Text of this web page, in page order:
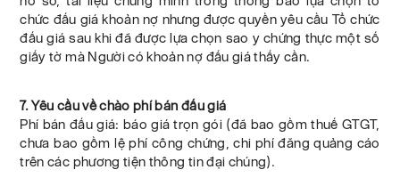
chức đấu giá khoản nợ nhưng được quyền yêu cầu Tổ chức
đấu giá sau khi đã được lựa chọn sao y chứng thực một số
giấy tờ mà Người có khoản nợ đấu giá thấy cần.
7. Yêu cầu về chào phí bán đấu giá
Phí bán đấu giá: báo giá trọn gói (đã bao gồm thuế GTGT,
chưa bao gồm lệ phí công chứng, chi phí đăng quảng cáo
trên các phương tiện thông tin đại chúng).